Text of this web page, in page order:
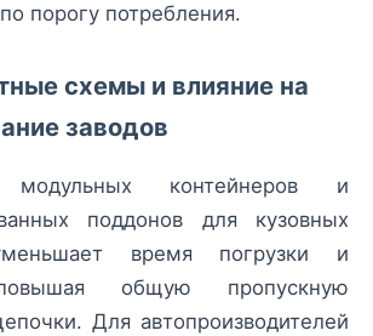
порогу потребления.
схемы и влияние на
заводов
модульных контейнеров и
поддонов для кузовных
время погрузки и
общую пропускную
Для автопроизводителей